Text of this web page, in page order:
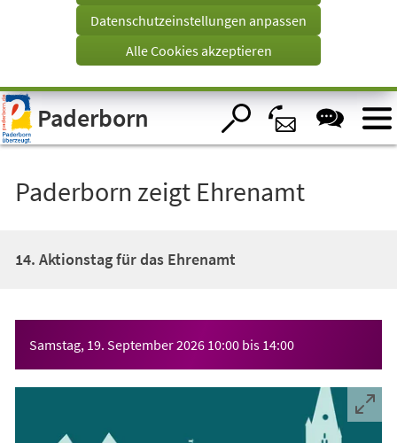
Visuelle
Assistenzsoftware
öffnen.
Tab)
Datenschutzeinstellungen anpassen
Alle Cookies akzeptieren
Paderborn
Paderborn zeigt Ehrenamt
14. Aktionstag für das Ehrenamt
Samstag, 19. September 2026 10:00 bis 14:00